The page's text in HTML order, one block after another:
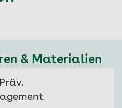
& Materialien